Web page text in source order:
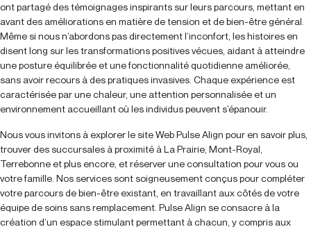
ont partagé des témoignages inspirants sur leurs parcours, mettant en
avant des améliorations en matière de tension et de bien-être général.
Même si nous n’abordons pas directement l’inconfort, les histoires en
disent long sur les transformations positives vécues, aidant à atteindre
une posture équilibrée et une fonctionnalité quotidienne améliorée,
sans avoir recours à des pratiques invasives. Chaque expérience est
caractérisée par une chaleur, une attention personnalisée et un
environnement accueillant où les individus peuvent s’épanouir.
Nous vous invitons à explorer le site Web Pulse Align pour en savoir plus,
trouver des succursales à proximité à La Prairie, Mont-Royal,
Terrebonne et plus encore, et réserver une consultation pour vous ou
votre famille. Nos services sont soigneusement conçus pour compléter
votre parcours de bien-être existant, en travaillant aux côtés de votre
équipe de soins sans remplacement. Pulse Align se consacre à la
création d’un espace stimulant permettant à chacun, y compris aux